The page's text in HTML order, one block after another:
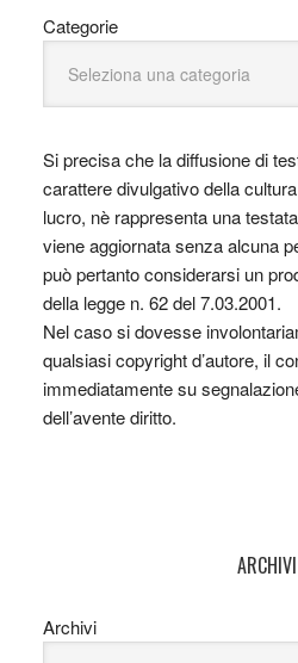
Categorie
Si precisa che la diffusione di
carattere divulgativo della
lucro, nè rappresenta una
viene aggiornata senza alcuna
può pertanto considerarsi un
della legge n. 62 del 7.03.2001.
Nel caso si dovesse
qualsiasi copyright d’autore, il
immediatamente su
dell’avente diritto.
ARCHIVI
Archivi